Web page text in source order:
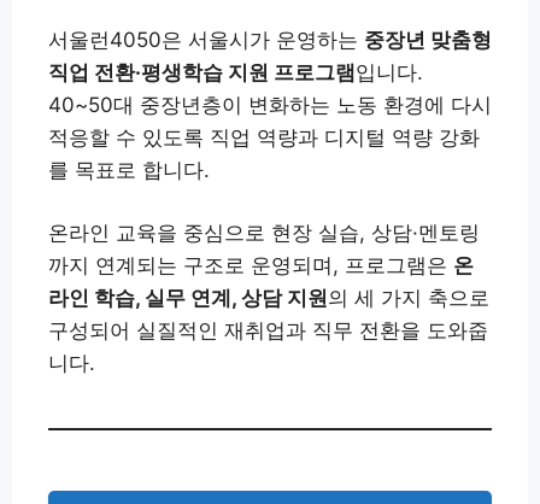
서울런4050은 서울시가 운영하는 중장년 맞춤형
직업 전환·평생학습 지원 프로그램입니다.
40~50대 중장년층이 변화하는 노동 환경에 다시
적응할 수 있도록 직업 역량과 디지털 역량 강화
를 목표로 합니다.
온라인 교육을 중심으로 현장 실습, 상담·멘토링
까지 연계되는 구조로 운영되며, 프로그램은 온
라인 학습, 실무 연계, 상담 지원의 세 가지 축으로
구성되어 실질적인 재취업과 직무 전환을 도와줍
니다.